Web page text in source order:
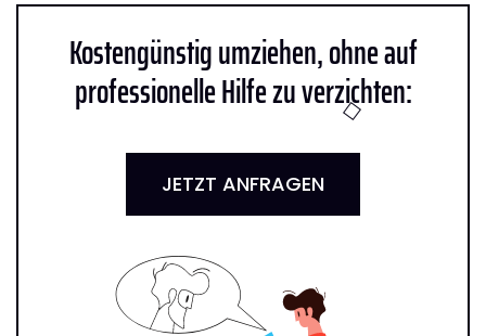
Kostengünstig umziehen, ohne auf
professionelle Hilfe zu verzichten:
JETZT ANFRAGEN